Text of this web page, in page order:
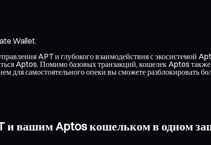
Wallet.
APT и глубокого взаимодействия с экосистемой
Aptos. Помимо базовых транзакций, кошелек Aptos
для самостоятельного опеки вы сможете разблокировать
и вашим Aptos кошельком в одном